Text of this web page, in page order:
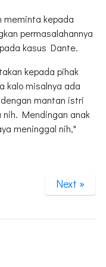
meminta kepada
permasalahannya
kasus Dante.
kepada pihak
kalo misalnya ada
mantan istri
nih. Mendingan anak
meninggal nih,"
Next »